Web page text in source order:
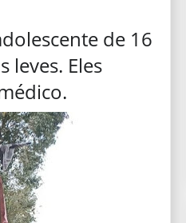
de 16
leves. Eles